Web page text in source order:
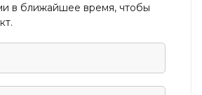
в ближайшее время, чтобы